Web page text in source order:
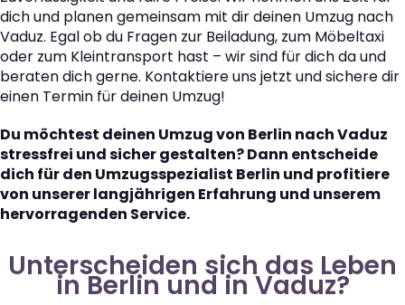
dich und planen gemeinsam mit dir deinen Umzug nach
Vaduz. Egal ob du Fragen zur Beiladung, zum Möbeltaxi
oder zum Kleintransport hast – wir sind für dich da und
beraten dich gerne. Kontaktiere uns jetzt und sichere dir
einen Termin für deinen Umzug!
Du möchtest deinen Umzug von Berlin nach Vaduz
stressfrei und sicher gestalten? Dann entscheide
dich für den Umzugsspezialist Berlin und profitiere
von unserer langjährigen Erfahrung und unserem
hervorragenden Service.
Unterscheiden sich das Leben
in Berlin und in Vaduz?